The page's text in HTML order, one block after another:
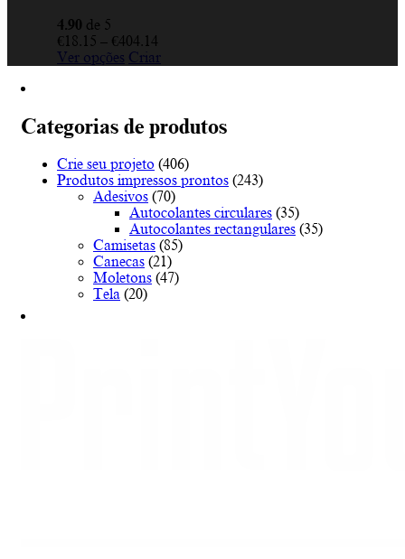
4.90 de 5
€18.15 – €404.14
range:
Ver opções This
variants.
The
options
may
be
chosen
on
the
product
page
Criar
Categorias de produtos
Crie seu projeto (406)
Produtos impressos prontos (243)
Adesivos (70)
Autocolantes circulares (35)
Autocolantes rectangulares (35)
Camisetas (85)
Canecas (21)
Moletons (47)
Tela (20)